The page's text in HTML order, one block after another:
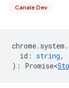
Canale Dev
chrome. system .
id : string,
) : Promise<